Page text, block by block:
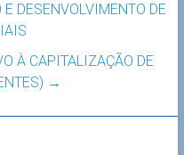
DESENVOLVIMENTO DE
À CAPITALIZAÇÃO DE
→